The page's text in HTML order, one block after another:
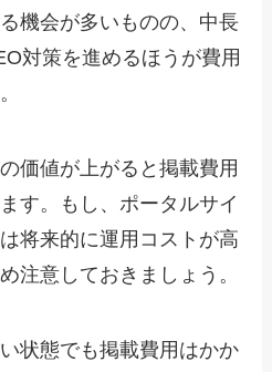
機会が多いものの、中長
対策を進めるほうが費用
価値が上がると掲載費用
す。もし、ポータルサイ
将来的に運用コストが高
注意しておきましょう。
状態でも掲載費用はかか